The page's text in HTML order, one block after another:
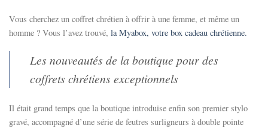
Vous cherchez un coffret chrétien à offrir à une femme, et même un
homme ? Vous l’avez trouvé, la Myabox, votre box cadeau chrétienne.
Les nouveautés de la boutique pour des
coffrets chrétiens exceptionnels
Il était grand temps que la boutique introduise enfin son premier stylo
gravé, accompagné d’une série de feutres surligneurs à double pointe